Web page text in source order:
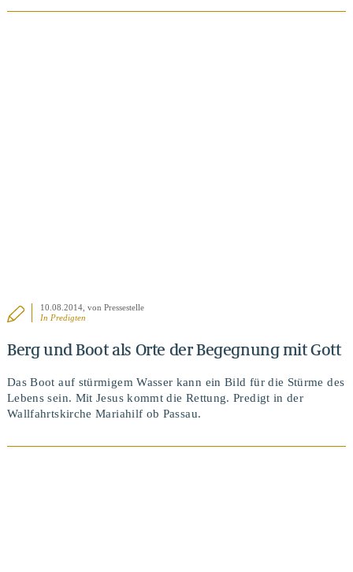
10.08.2014 , von Pressestelle
In Predigten
Berg und Boot als Orte der Begegnung mit Gott
Das Boot auf stürmigem Wasser kann ein Bild für die Stürme des
Lebens sein. Mit Jesus kommt die Rettung. Predigt in der
Wallfahrtskirche Mariahilf ob Passau.